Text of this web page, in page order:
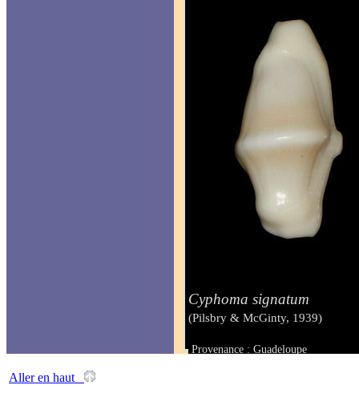
Cyphoma signatum
(Pilsbry & McGinty, 1939)
Provenance : Guadeloupe
Aller en haut